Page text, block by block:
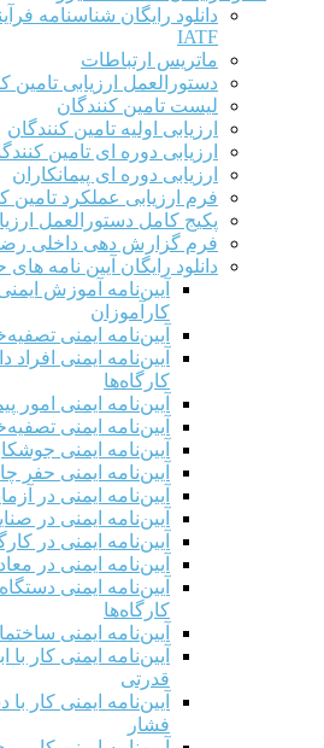
دانلود رایگان شناسنامه
IATF
ماتریس ارتباطات
دستورالعمل ارزیابی تامین
لیست تامین کنندگان
ارزیابی اولیه تامین کنندگان
ارزیابی دوره ای تامین
ارزیابی دوره ای پیمانکاران
فرم ارزيابی عملکرد تامین
پکیج کامل دستورالعمل
فرم گزارش دهی داخلی
دانلود رایگان آیین نامه
آیین‌نامه آموزش
کارآموزان
آیین‌نامه ایمنی
آیین‌نامه ایمنی افراد
کارگاه‌ها
آیین‌نامه ایمنی امور
آیین‌نامه ایمنی
آیین‌نامه ایمنی
آیین‌نامه ایمنی حفر
آیین‌نامه ایمنی در
آیین‌نامه ایمنی در
آیین‌نامه ایمنی در
آیین‌نامه ایمنی در
آیین‌نامه ایمنی
کارگاه‌ها
آیین‌نامه ایمنی
آیین‌نامه ایمنی کار
قدرتی
آیین‌نامه ایمنی کار
فشار